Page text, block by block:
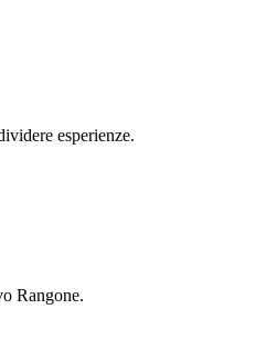
esperienze.
Rangone.